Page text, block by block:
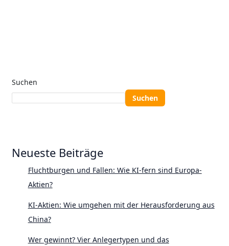
Suchen
Suchen
Neueste Beiträge
Fluchtburgen und Fallen: Wie KI-fern sind Europa-
Aktien?
KI-Aktien: Wie umgehen mit der Herausforderung aus
China?
Wer gewinnt? Vier Anlegertypen und das